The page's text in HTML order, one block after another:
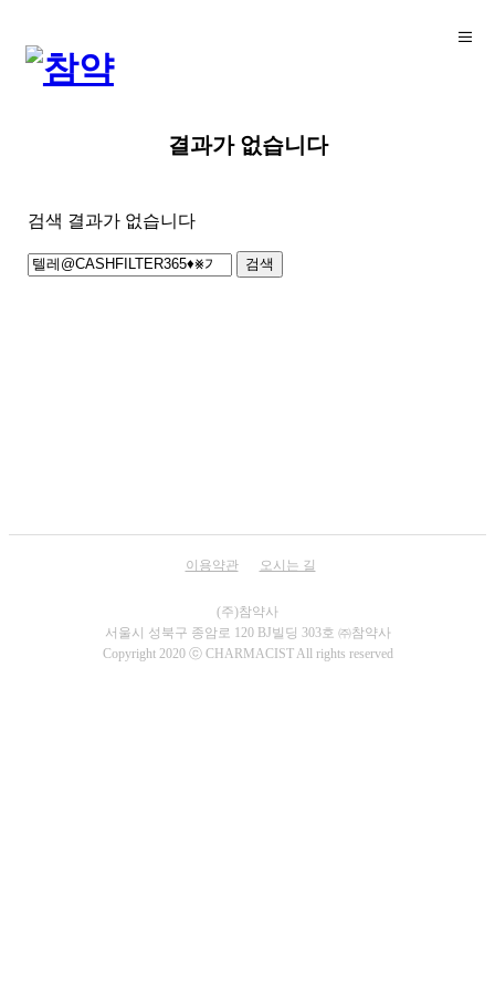
결과가 없습니다
검색 결과가 없습니다
검
서울시 성북구 종암로 120 BJ빌딩 303호 ㈜참약사
Copyright 2020 ⓒ CHARMACIST All rights reserved
이용약관 오시는 길